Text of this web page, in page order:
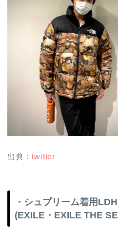
出典：twitter
・シュプリーム着用
(EXILE・EXILE THE